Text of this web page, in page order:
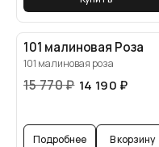
101 малиновая Роза
101 малиновая роза
15 770₽ 14 190 ₽
Подробнее В корзину